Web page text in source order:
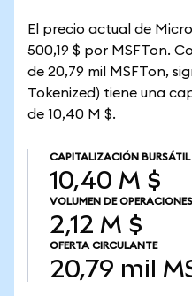
El precio actual de
500,19 $ por MSFTon.
de 20,79 mil MSFTon,
Tokenized) tiene una
de 10,40 M $.
CAPITALIZACIÓN BURSÁTIL
10,40 M $
VOLUMEN DE OPERACIONES
2,12 M $
OFERTA CIRCULANTE
20,79 mil